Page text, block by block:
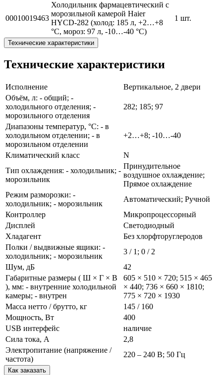
00010019463
Холодильник фармацевтический с
морозильной камерой Haier
HYCD-282 (холод: 185 л, +2…+8
°C, мороз: 97 л, -10…-40 °C)
1 шт.
Технические характеристики
Технические характеристики
Исполнение
Вертикальное, 2 двери
Объём, л: - общий; -
холодильного отделения; -
морозильного отделения
282; 185; 97
Диапазоны температур, °С: - в
холодильном отделении; - в
морозильном отделении
+2…+8; -10…-40
Климатический класс
N
Тип охлаждения: - холодильник; -
морозильник
Принудительное
воздушное охлаждение;
Прямое охлаждение
Режим разморозки: -
холодильник; - морозильник
Автоматический; Ручной
Контроллер
Микропроцессорный
Дисплей
Светодиодный
Хладагент
Без хлорфторуглеродов
Полки / выдвижные ящики: -
холодильник; - морозильник
3 / 1; 0 / 2
Шум, дБ
42
Габаритные размеры ( Ш × Г × В
), мм: - внутренние холодильной
камеры; - внутрен
605 × 510 × 720; 515 × 465
× 440; 736 × 660 × 1810;
775 × 720 × 1930
Масса нетто / брутто, кг
145 / 160
Мощность, Вт
400
USB интерфейс
наличие
Сила тока, А
2,8
Электропитание (напряжение /
частота)
220 – 240 В; 50 Гц
Как заказать